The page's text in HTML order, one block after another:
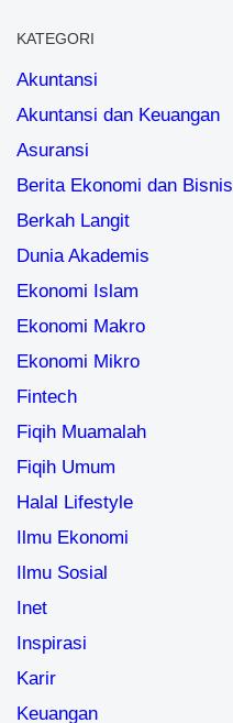
KATEGORI
Akuntansi
Akuntansi dan Keuangan
Asuransi
Berita Ekonomi dan Bisnis
Berkah Langit
Dunia Akademis
Ekonomi Islam
Ekonomi Makro
Ekonomi Mikro
Fintech
Fiqih Muamalah
Fiqih Umum
Halal Lifestyle
Ilmu Ekonomi
Ilmu Sosial
Inet
Inspirasi
Karir
Keuangan